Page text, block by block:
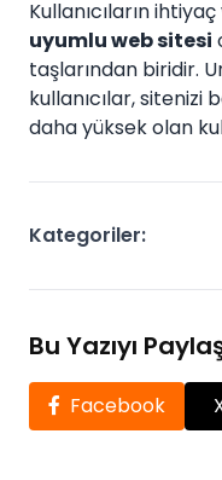
Kullanıcıların
uyumlu web sitesi
taşlarından biridir.
kullanıcılar, sitenizi
daha yüksek olan
Kategoriler:
Bu Yazıyı
Facebook